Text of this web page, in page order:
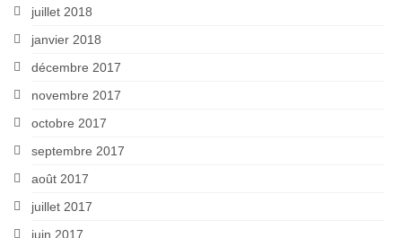
juillet 2018
janvier 2018
décembre 2017
novembre 2017
octobre 2017
septembre 2017
août 2017
juillet 2017
juin 2017